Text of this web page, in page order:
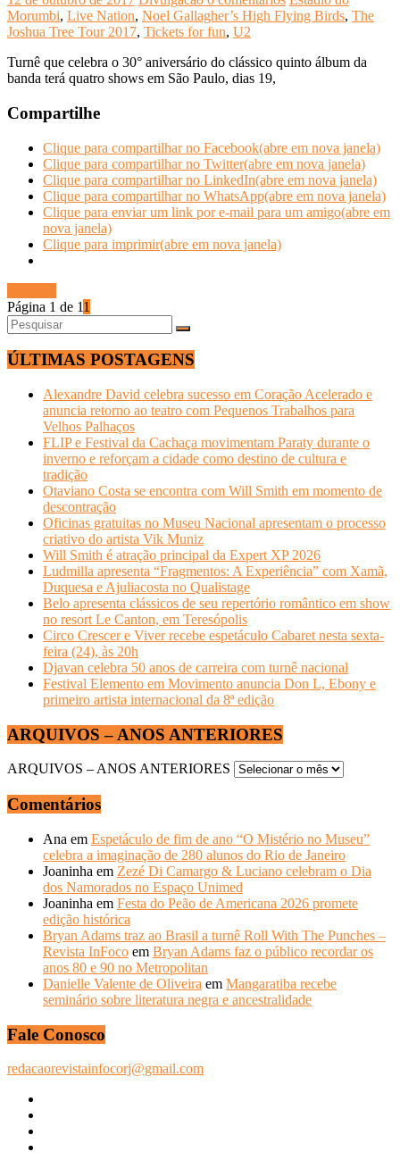
Morumbi, Live Nation, Noel Gallagher’s High Flying Birds, The
Joshua Tree Tour 2017, Tickets for fun, U2
Turnê que celebra o 30° aniversário do clássico quinto álbum da
banda terá quatro shows em São Paulo, dias 19,
Compartilhe
Clique para compartilhar no Facebook(abre em nova janela)
Clique para compartilhar no Twitter(abre em nova janela)
Clique para compartilhar no LinkedIn(abre em nova janela)
Clique para compartilhar no WhatsApp(abre em nova janela)
Clique para enviar um link por e-mail para um amigo(abre em
nova janela)
Clique para imprimir(abre em nova janela)
Página 1 de 11
ÚLTIMAS POSTAGENS
Alexandre David celebra sucesso em Coração Acelerado e
anuncia retorno ao teatro com Pequenos Trabalhos para
Velhos Palhaços
FLIP e Festival da Cachaça movimentam Paraty durante o
inverno e reforçam a cidade como destino de cultura e
tradição
Otaviano Costa se encontra com Will Smith em momento de
descontração
Oficinas gratuitas no Museu Nacional apresentam o processo
criativo do artista Vik Muniz
Will Smith é atração principal da Expert XP 2026
Ludmilla apresenta “Fragmentos: A Experiência” com Xamã,
Duquesa e Ajuliacosta no Qualistage
Belo apresenta clássicos de seu repertório romântico em show
no resort Le Canton, em Teresópolis
Circo Crescer e Viver recebe espetáculo Cabaret nesta sexta-
feira (24), às 20h
Djavan celebra 50 anos de carreira com turnê nacional
Festival Elemento em Movimento anuncia Don L, Ebony e
primeiro artista internacional da 8ª edição
ARQUIVOS – ANOS ANTERIORES
ARQUIVOS – ANOS ANTERIORES
Comentários
Ana em Espetáculo de fim de ano “O Mistério no Museu”
celebra a imaginação de 280 alunos do Rio de Janeiro
Joaninha em Zezé Di Camargo & Luciano celebram o Dia
dos Namorados no Espaço Unimed
Joaninha em Festa do Peão de Americana 2026 promete
edição histórica
Bryan Adams traz ao Brasil a turnê Roll With The Punches –
Revista InFoco em Bryan Adams faz o público recordar os
anos 80 e 90 no Metropolitan
Danielle Valente de Oliveira em Mangaratiba recebe
seminário sobre literatura negra e ancestralidade
Fale Conosco
redacaorevistainfocorj@gmail.com